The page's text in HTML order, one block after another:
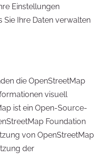
Einstellungen
Ihre Daten verwalten
die OpenStreetMap
visuell
ist ein Open-Source-
Foundation
von OpenStreetMap
der